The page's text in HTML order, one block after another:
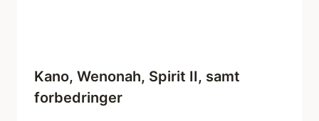
Kano, Wenonah, Spirit II, samt
forbedringer